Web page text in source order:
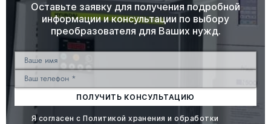
Оставьте заявку для получения подробной
информации и консультации по выбору
преобразователя для Ваших нужд.
ПОЛУЧИТЬ КОНСУЛЬТАЦИЮ
Я согласен сПолитикой хранения и обработки